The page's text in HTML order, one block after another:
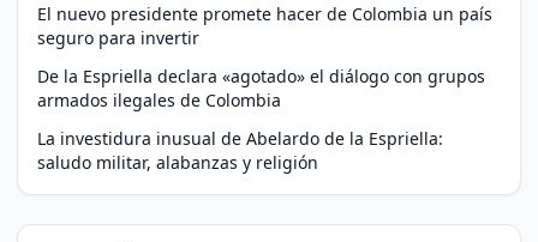
El nuevo presidente promete hacer de Colombia un país
seguro para invertir
De la Espriella declara «agotado» el diálogo con grupos
armados ilegales de Colombia
La investidura inusual de Abelardo de la Espriella:
saludo militar, alabanzas y religión